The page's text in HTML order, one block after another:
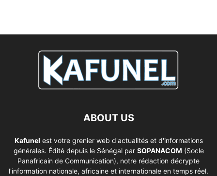
ABOUT US
Kafunel est votre grenier web d'actualités et d'informations
générales. Édité depuis le Sénégal par SOPANACOM (Socle
Panafricain de Communication), notre rédaction décrypte
l'information nationale, africaine et internationale en temps réel.